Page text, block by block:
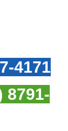
4171
8791-